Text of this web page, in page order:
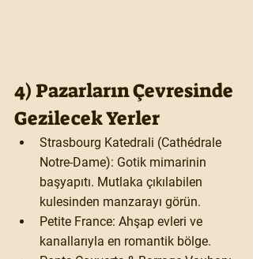
4) Pazarların Çevresinde
Gezilecek Yerler
Strasbourg Katedrali (Cathédrale
Notre-Dame): Gotik mimarinin
başyapıtı. Mutlaka çıkılabilen
kulesinden manzarayı görün.
Petite France: Ahşap evleri ve
kanallarıyla en romantik bölge.